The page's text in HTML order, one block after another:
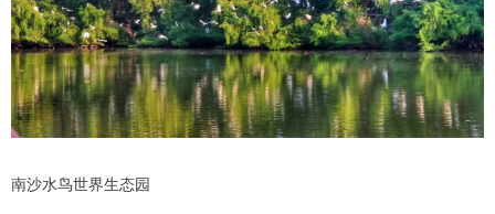
南沙水鸟世界生态园